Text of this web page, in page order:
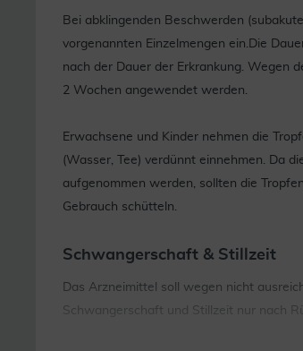
Bei abklingenden Beschwerden
vorgenannten Einzelmengen ein.Die
nach der Dauer der Erkrankung. Wegen
2 Wochen angewendet werden.
Erwachsene und Kinder nehmen die
(Wasser, Tee) verdünnt einnehmen. Da
aufgenommen werden, sollten die
Gebrauch schütteln.
Schwangerschaft & Stillzeit
Das Arzneimittel soll wegen nicht
Schwangerschaft und Stillzeit nur nach